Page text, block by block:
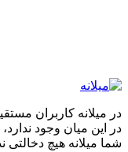
در میلانه کاربران
در این میان وجود
شما میلانه هیچ دخالتی